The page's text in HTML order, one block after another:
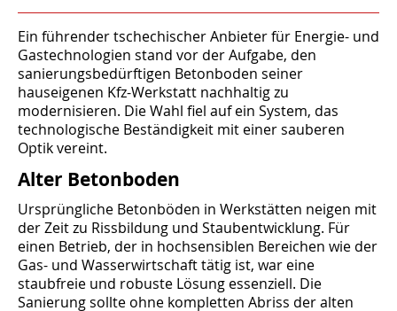
Ein führender tschechischer Anbieter für Energie- und
Gastechnologien stand vor der Aufgabe, den
sanierungsbedürftigen Betonboden seiner
hauseigenen Kfz-Werkstatt nachhaltig zu
modernisieren. Die Wahl fiel auf ein System, das
technologische Beständigkeit mit einer sauberen
Optik vereint.
Alter Betonboden
Ursprüngliche Betonböden in Werkstätten neigen mit
der Zeit zu Rissbildung und Staubentwicklung. Für
einen Betrieb, der in hochsensiblen Bereichen wie der
Gas- und Wasserwirtschaft tätig ist, war eine
staubfreie und robuste Lösung essenziell. Die
Sanierung sollte ohne kompletten Abriss der alten